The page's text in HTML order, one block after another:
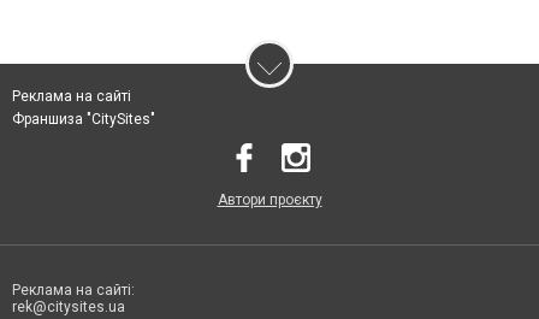
Реклама на сайті
Франшиза "CitySites"
Автори проєкту
Реклама на сайті:
rek@citysites.ua